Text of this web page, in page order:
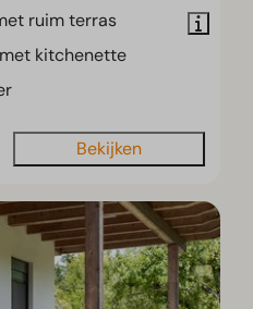
ruim terras
kitchenette
Bekijken